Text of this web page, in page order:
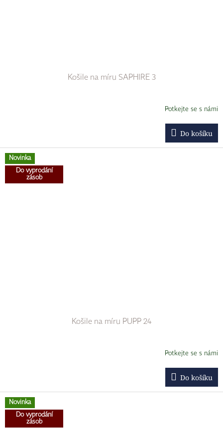
Košile na míru SAPHIRE 3
Potkejte se s námi
Do košíku
Novinka
Do vyprodání
zásob
Košile na míru PUPP 24
Potkejte se s námi
Do košíku
Novinka
Do vyprodání
zásob